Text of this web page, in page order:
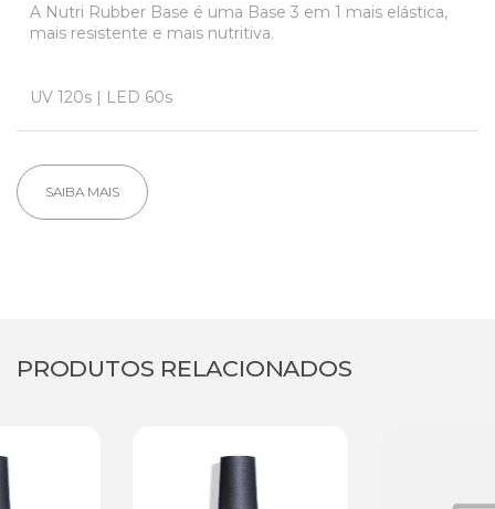
A Nutri Rubber Base é uma Base 3 em 1 mais elástica,
mais resistente e mais nutritiva.
UV 120s | LED 60s
SAIBA MAIS
PRODUTOS RELACIONADOS